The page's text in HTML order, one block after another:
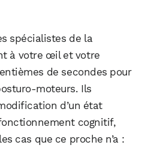
spécialistes de la
à votre œil et votre
de secondes pour
moteurs. Ils
d’un état
cognitif,
cas que ce proche n’a :